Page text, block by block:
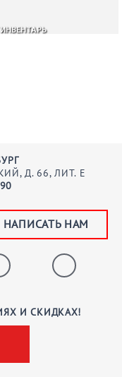
Д. 66, ЛИТ. Е
НАПИСАТЬ НАМ
И СКИДКАХ!